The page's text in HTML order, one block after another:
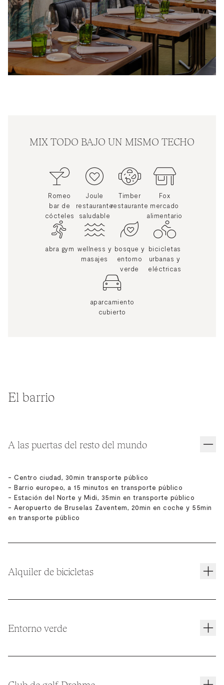
MIX TODO BAJO UN MISMO TECHO
Romeo
bar de
cócteles
Joule
restaurante
saludable
Timber
restaurante
Fox
mercado
alimentario
abra gym wellness y
masajes
bosque y
entorno
verde
bicicletas
urbanas y
eléctricas
aparcamiento
cubierto
El barrio
A las puertas del resto del mundo
- Centro ciudad, 30min transporte público
- Barrio europeo, a 15 minutos en transporte público
- Estación del Norte y Midi, 35min en transporte público
- Aeropuerto de Bruselas Zaventem, 20min en coche y 55min
en transporte público
Alquiler de bicicletas
La Ecoco es la bicicleta urbana ideal para pasear por
las colinas de Bruselas. Viene con guardabarros, luces
Entorno verde
permitirá sumergirse en la belleza de la naturaleza.